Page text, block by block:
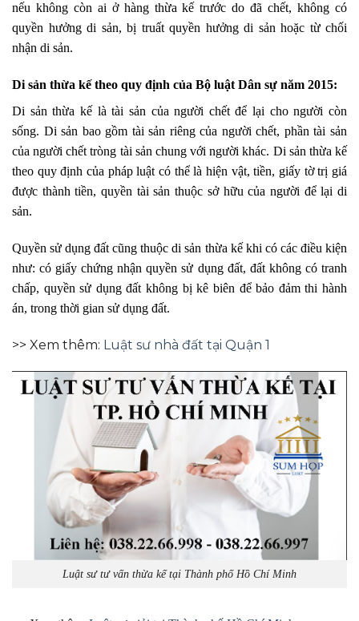
nếu không còn ai ở hàng thừa kế trước do đã chết, không có
quyền hưởng di sản, bị truất quyền hưởng di sản hoặc từ chối
nhận di sản.
Di sản thừa kế theo quy định của Bộ luật Dân sự năm 2015:
Di sản thừa kế là tài sản của người chết để lại cho người còn
sống. Di sản bao gồm tài sản riêng của người chết, phần tài sản
của người chết tròng tài sản chung với người khác. Di sản thừa kế
theo quy định của pháp luật có thể là hiện vật, tiền, giấy tờ trị giá
được thành tiền, quyền tài sản thuộc sở hữu của người để lại di
sản.
Quyền sử dụng đất cũng thuộc di sản thừa kế khi có các điều kiện
như: có giấy chứng nhận quyền sử dụng đất, đất không có tranh
chấp, quyền sử dụng đất không bị kê biên để bảo đảm thi hành
án, trong thời gian sử dụng đất.
>> Xem thêm: Luật sư nhà đất tại Quận 1
Luật sư tư vấn thừa kế tại Thành phố Hồ Chí Minh